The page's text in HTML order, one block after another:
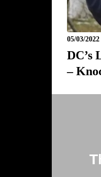
05/03/2022
DC’s
–